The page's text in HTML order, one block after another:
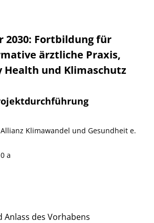
2030: Fortbildung für
ärztliche Praxis,
Health und Klimaschutz
Allianz Klimawandel und Gesundheit e.
a
Anlass des Vorhabens